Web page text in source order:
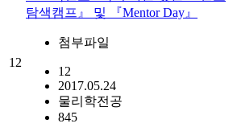
12
탐색캠프』 및 『Mentor Day』
첨부파일
12
2017.05.24
물리학전공
845